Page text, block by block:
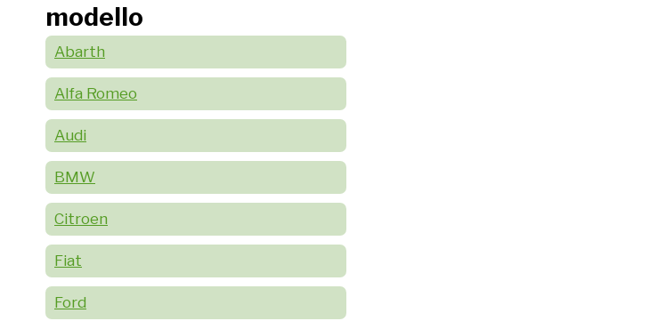
modello
Abarth
Alfa Romeo
Audi
BMW
Citroen
Fiat
Ford